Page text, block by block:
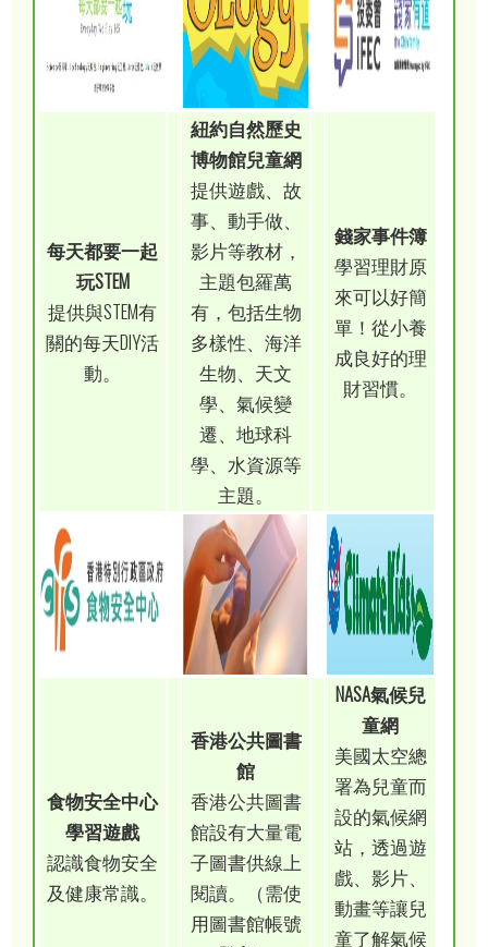
每天都要一起
玩STEM
提供與STEM有
關的每天DIY活
動。
紐約自然歷史
博物館兒童網
提供遊戲、故
事、動手做、
影片等教材，
主題包羅萬
有，包括生物
多樣性、海洋
生物、天文
學、氣候變
遷、地球科
學、水資源等
主題。
錢家事件簿
學習理財原
來可以好簡
單！從小養
成良好的理
財習慣。
食物安全中心
學習遊戲
認識食物安全
及健康常識。
香港公共圖書
館
香港公共圖書
館設有大量電
子圖書供線上
閱讀。（需使
用圖書館帳號
NASA氣候兒
童網
美國太空總
署為兒童而
設的氣候網
站，透過遊
戲、影片、
動畫等讓兒
童了解氣候